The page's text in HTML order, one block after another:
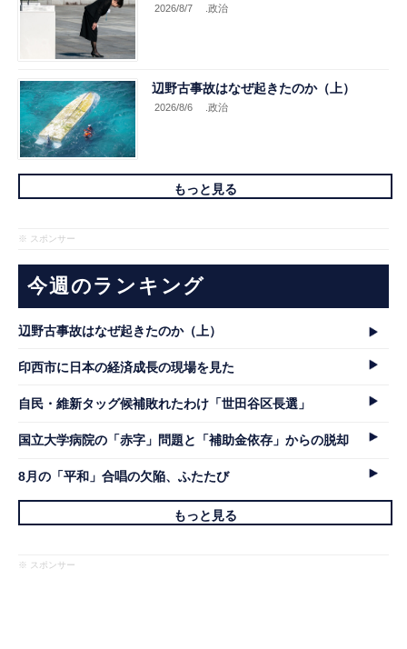
2026/8/7 .政治
辺野古事故はなぜ起きたのか（上）
2026/8/6 .政治
もっと見る
※ スポンサー
今週のランキング
辺野古事故はなぜ起きたのか（上）
印西市に日本の経済成長の現場を見た
自民・維新タッグ候補敗れたわけ「世田谷区長選」
国立大学病院の「赤字」問題と「補助金依存」からの脱却
8月の「平和」合唱の欠陥、ふたたび
もっと見る
※ スポンサー